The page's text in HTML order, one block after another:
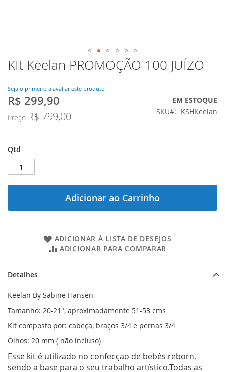
KIt Keelan PROMOÇÃO 100 JUÍZO
Seja o primeiro a avaliar este produto
Preço
R$ 299,90
Preço R$ 799,00
EM ESTOQUE
SKU
KSHKeelan
Qtd
Adicionar ao Carrinho
ADICIONAR À LISTA DE DESEJOS
ADICIONAR PARA COMPARAR
Saltar
para
início
da
Galeria
de
Detalhes
Keelan By Sabine Hansen
Tamanho: 20-21", aproximadamente 51-53 cms
Kit composto por: cabeça, braços 3/4 e pernas 3/4
Olhos: 20 mm ( não incluso)
Esse kit é utilizado no confecçao de bebês reborn,
sendo a base para o seu trabalho artístico.Todas as